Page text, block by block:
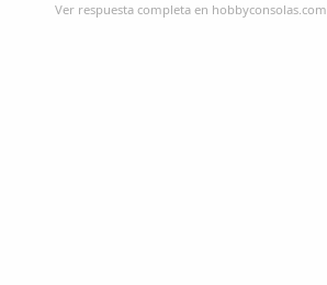
Ver respuesta completa en hobbyconsolas.com